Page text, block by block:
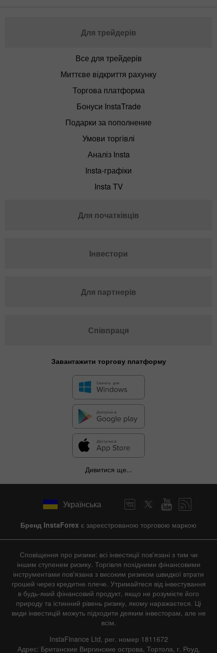
Для трейдерів
Все для трейдерів
Миттєве відкриття рахунку
Торгова платформа
Бонуси InstaTrade
Подарки за пополнение
Умови торгівлі
Аналіз Insta
Insta-графіки
Insta TV
Для початківців
Інвестори
Для партнерів
Співпраця
Завантажити торгову платформу
Дивитися ще...
Українська
Бренд InstaForex є зареєстрованою торговою маркою
Сповіщення про ризики: всі інвестиції пов'язані з тим чи
іншим ступенем ризику. Торгівля похідними фінансовими
інструментами пов'язана з високим ризиком швидкої втрати
грошей через кредитне плече. Утримайтеся від інвестування
в будь-який фінансовий продукт, якщо не розумієте його
природу та істинний рівень ризику, якому наражаєтеся. Ці
види інвестицій можуть підходити деяким інвесторам, але не
всім.
InstaFinance Ltd, рег. номер 1811672
Адрес: Британские Виргинские острова, Тортола, г. Роуд,